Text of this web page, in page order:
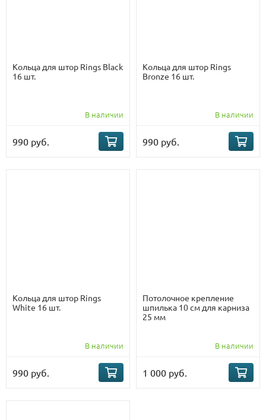
Кольца для штор Rings Black
16 шт.
В наличии
990 руб.
Кольца для штор Rings
Bronze 16 шт.
В наличии
990 руб.
Кольца для штор Rings
White 16 шт.
В наличии
990 руб.
Потолочное крепление
шпилька 10 см для карниза
25 мм
В наличии
1 000 руб.